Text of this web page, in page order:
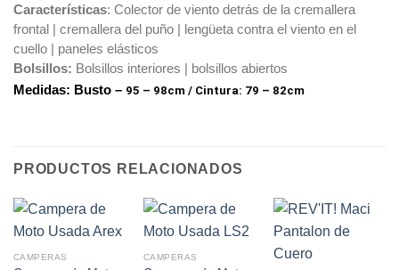
Características: Colector de viento detrás de la cremallera
frontal | cremallera del puño | lengüeta contra el viento en el
cuello | paneles elásticos
Bolsillos: Bolsillos interiores | bolsillos abiertos
Medidas: Busto – 95 – 98cm / Cintura: 79 – 82cm
PRODUCTOS RELACIONADOS
CAMPERAS CAMPERAS